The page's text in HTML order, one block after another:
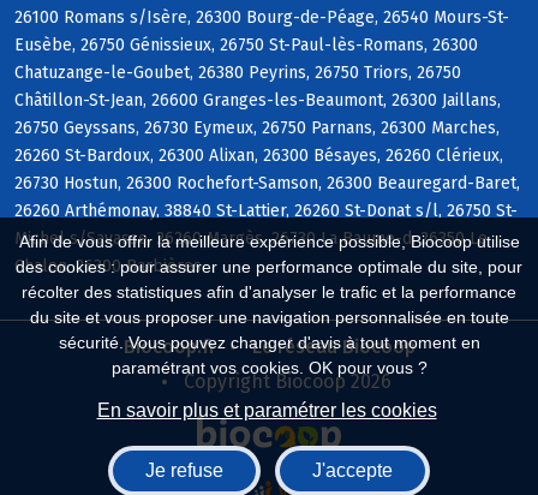
Afin de vous offrir la meilleure expérience possible, Biocoop utilise
des cookies : pour assurer une performance optimale du site, pour
récolter des statistiques afin d'analyser le trafic et la performance
du site et vous proposer une navigation personnalisée en toute
sécurité. Vous pouvez changer d'avis à tout moment en
paramétrant vos cookies. OK pour vous ?
En savoir plus et paramétrer les cookies
Je refuse J'accepte
26100 Romans s/Isère, 26300 Bourg-de-Péage, 26540 Mours-St-
Eusèbe, 26750 Génissieux, 26750 St-Paul-lès-Romans, 26300
Chatuzange-le-Goubet, 26380 Peyrins, 26750 Triors, 26750
Châtillon-St-Jean, 26600 Granges-les-Beaumont, 26300 Jaillans,
26750 Geyssans, 26730 Eymeux, 26750 Parnans, 26300 Marches,
26260 St-Bardoux, 26300 Alixan, 26300 Bésayes, 26260 Clérieux,
26730 Hostun, 26300 Rochefort-Samson, 26300 Beauregard-Baret,
26260 Arthémonay, 38840 St-Lattier, 26260 St-Donat s/l, 26750 St-
Michel s/Savasse, 26260 Margès, 26730 La Baume-d, 26350 Le
Chalon, 26300 Barbières
Biocoop.fr
Le réseau Biocoop
Copyright Biocoop 2026